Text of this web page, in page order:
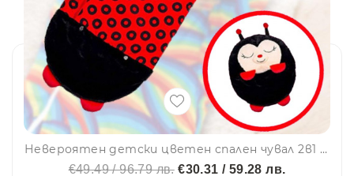
Невероятен детски цветен спален чувал 2в1 Happy Napers - Калинката Беки, BF22
€49.49 / 96.79 лв.€30.31 / 59.28 лв.